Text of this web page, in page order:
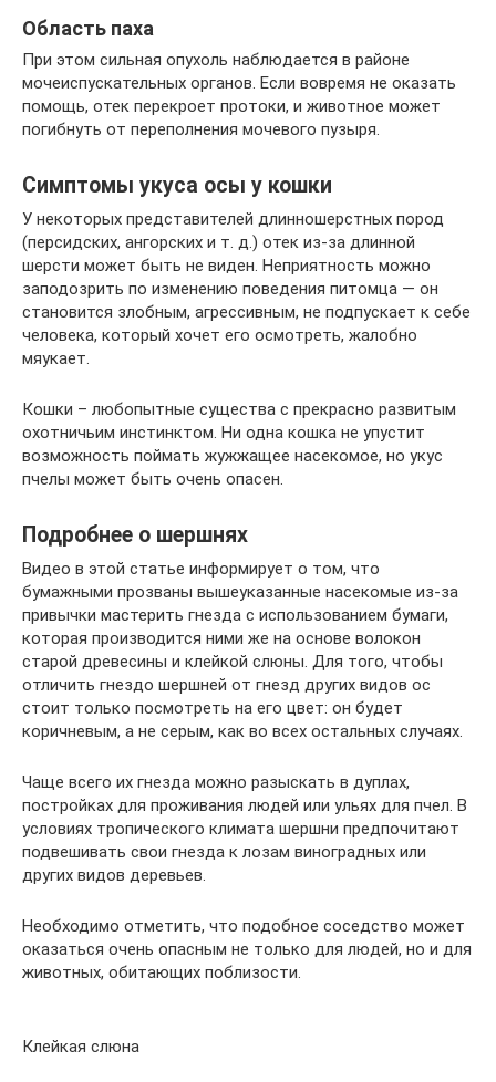
Область паха
При этом сильная опухоль наблюдается в районе
мочеиспускательных органов. Если вовремя не оказать
помощь, отек перекроет протоки, и животное может
погибнуть от переполнения мочевого пузыря.
Симптомы укуса осы у кошки
У некоторых представителей длинношерстных пород
(персидских, ангорских и т. д.) отек из-за длинной
шерсти может быть не виден. Неприятность можно
заподозрить по изменению поведения питомца — он
становится злобным, агрессивным, не подпускает к себе
человека, который хочет его осмотреть, жалобно
мяукает.
Кошки – любопытные существа с прекрасно развитым
охотничьим инстинктом. Ни одна кошка не упустит
возможность поймать жужжащее насекомое, но укус
пчелы может быть очень опасен.
Подробнее о шершнях
Видео в этой статье информирует о том, что
бумажными прозваны вышеуказанные насекомые из-за
привычки мастерить гнезда с использованием бумаги,
которая производится ними же на основе волокон
старой древесины и клейкой слюны. Для того, чтобы
отличить гнездо шершней от гнезд других видов ос
стоит только посмотреть на его цвет: он будет
коричневым, а не серым, как во всех остальных случаях.
Чаще всего их гнезда можно разыскать в дуплах,
постройках для проживания людей или ульях для пчел. В
условиях тропического климата шершни предпочитают
подвешивать свои гнезда к лозам виноградных или
других видов деревьев.
Необходимо отметить, что подобное соседство может
оказаться очень опасным не только для людей, но и для
животных, обитающих поблизости.
Клейкая слюна